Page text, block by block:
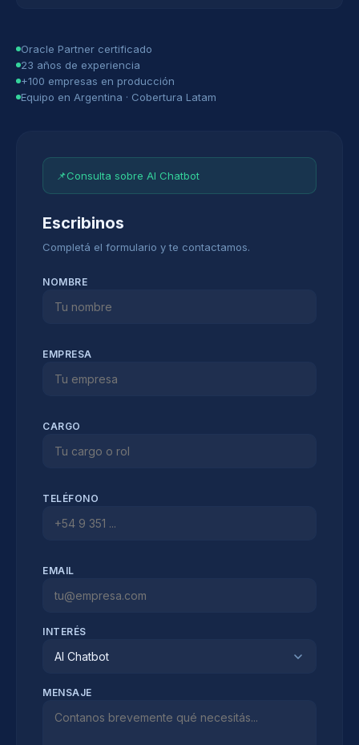
Oracle Partner certificado
23 años de experiencia
+100 empresas en producción
Equipo en Argentina · Cobertura Latam
📌Consulta sobre AI Chatbot
Escribinos
Completá el formulario y te contactamos.
NOMBRE
EMPRESA
CARGO
TELÉFONO
EMAIL
INTERÉS
AI Chatbot
MENSAJE